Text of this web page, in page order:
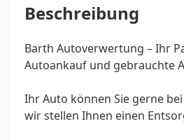
Beschreibung
Barth Autoverwertung – Ihr
Autoankauf und gebrauchte
Ihr Auto können Sie gerne
wir stellen Ihnen einen